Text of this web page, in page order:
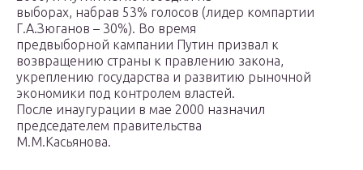
выборах, набрав 53% голосов (лидер компартии
Г.А.Зюганов – 30%). Во время
предвыборной кампании Путин призвал к
возвращению страны к правлению закона,
укреплению государства и развитию рыночной
экономики под контролем властей.
После инаугурации в мае 2000 назначил
председателем правительства
М.М.Касьянова.